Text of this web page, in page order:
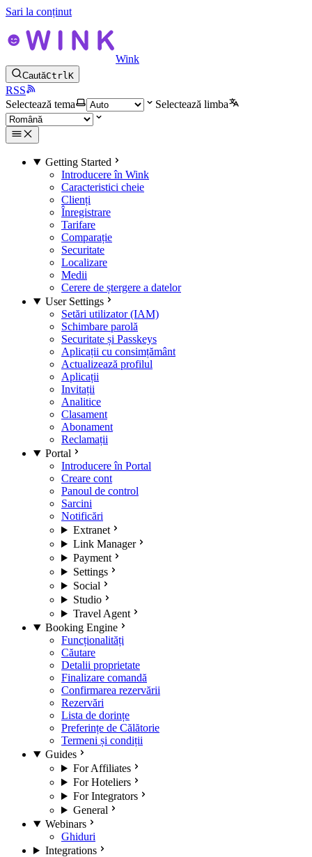
Sari la conținut
Wink
CautăCtrlK
RSS
Selectează tema
Selectează limba
Getting Started
Introducere în Wink
Caracteristici cheie
Clienți
Înregistrare
Tarifare
Comparație
Securitate
Localizare
Medii
Cerere de ștergere a datelor
User Settings
Setări utilizator (IAM)
Schimbare parolă
Securitate și Passkeys
Aplicații cu consimțământ
Actualizează profilul
Aplicații
Invitații
Analitice
Clasament
Abonament
Reclamații
Portal
Introducere în Portal
Creare cont
Panoul de control
Sarcini
Notificări
Extranet
Link Manager
Payment
Settings
Social
Studio
Travel Agent
Booking Engine
Funcționalități
Căutare
Detalii proprietate
Finalizare comandă
Confirmarea rezervării
Rezervări
Lista de dorințe
Preferințe de Călătorie
Termeni și condiții
Guides
For Affiliates
For Hoteliers
For Integrators
General
Webinars
Ghiduri
Integrations